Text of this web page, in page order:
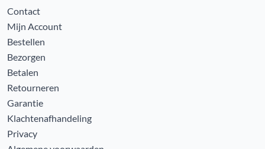
Contact
Mijn Account
Bestellen
Bezorgen
Betalen
Retourneren
Garantie
Klachtenafhandeling
Privacy